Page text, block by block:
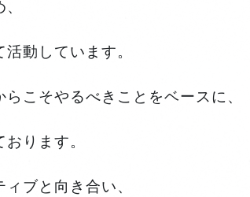
動しています。
こそやるべきことをベースに、
ります。
ブと向き合い、